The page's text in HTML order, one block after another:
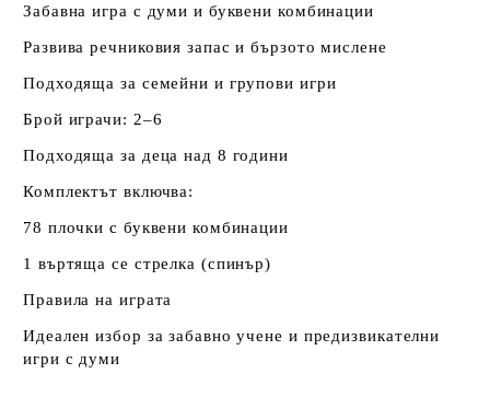
Забавна игра с думи и буквени комбинации
Развива речниковия запас и бързото мислене
Подходяща за семейни и групови игри
Брой играчи: 2–6
Подходяща за деца над 8 години
Комплектът включва:
78 плочки с буквени комбинации
1 въртяща се стрелка (спинър)
Правила на играта
Идеален избор за забавно учене и предизвикателни
игри с думи